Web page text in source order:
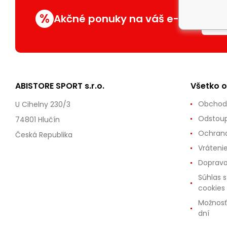
% Akčné ponuky na váš e-mail
ABISTORE SPORT s.r.o.
U Cihelny 230/3
74801 Hlučín
Česká Republika
Všetko
Súhlas
cookies
dní